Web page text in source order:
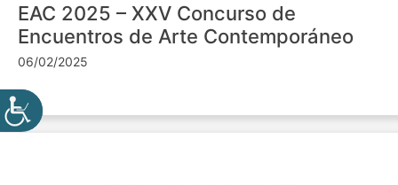
EAC 2025 – XXV Concurso de
Encuentros de Arte Contemporáneo
06/02/2025